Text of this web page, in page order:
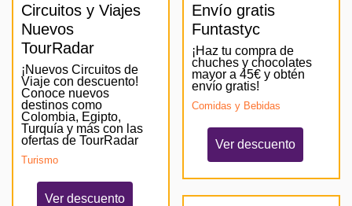
Circuitos y Viajes
Nuevos
TourRadar
¡Nuevos Circuitos de
Viaje con descuento!
Conoce nuevos
destinos como
Colombia, Egipto,
Turquía y más con las
ofertas de TourRadar
Turismo
Ver descuento
Envío gratis
Funtastyc
¡Haz tu compra de
chuches y chocolates
mayor a 45€ y obtén
envío gratis!
Comidas y Bebidas
Ver descuento